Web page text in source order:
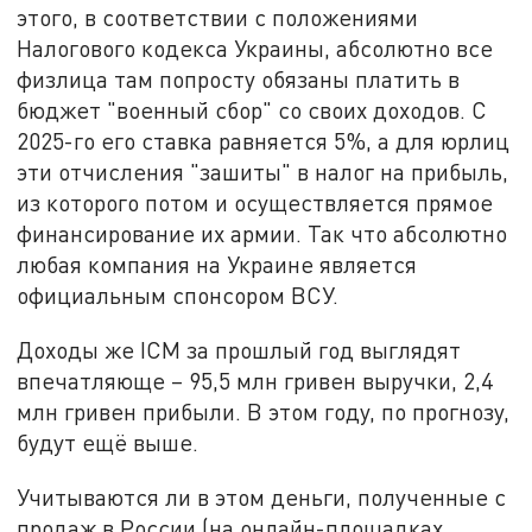
этого, в соответствии с положениями
Налогового кодекса Украины, абсолютно все
физлица там попросту обязаны платить в
бюджет "военный сбор" со своих доходов. С
2025-го его ставка равняется 5%, а для юрлиц
эти отчисления "зашиты" в налог на прибыль,
из которого потом и осуществляется прямое
финансирование их армии. Так что абсолютно
любая компания на Украине является
официальным спонсором ВСУ.
Доходы же ICM за прошлый год выглядят
впечатляюще – 95,5 млн гривен выручки, 2,4
млн гривен прибыли. В этом году, по прогнозу,
будут ещё выше.
Учитываются ли в этом деньги, полученные с